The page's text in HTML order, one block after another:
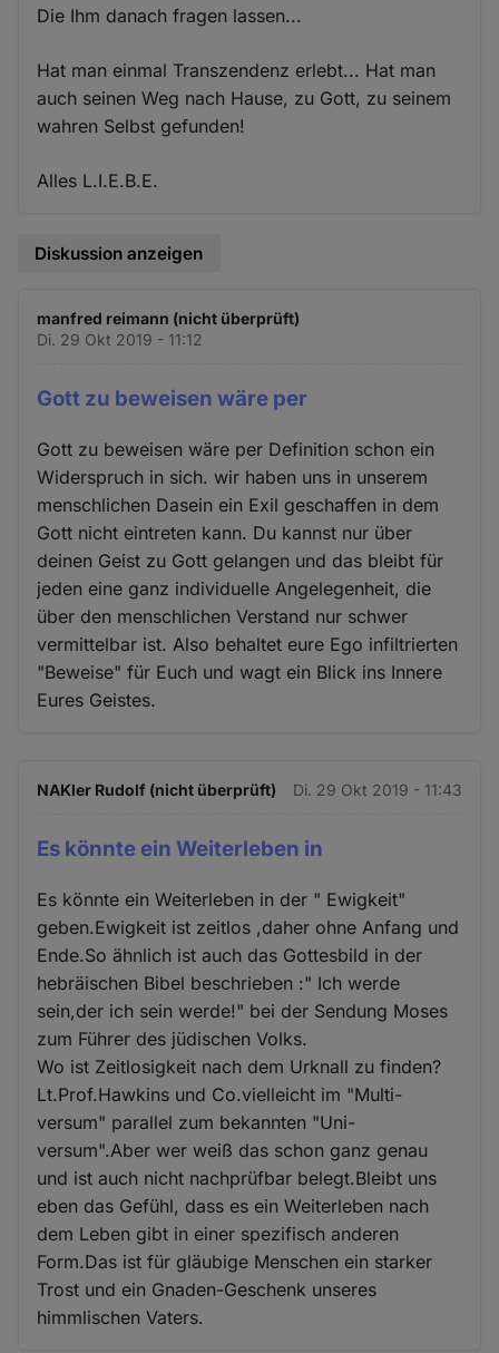
Die Ihm danach fragen lassen...
Hat man einmal Transzendenz erlebt... Hat man
auch seinen Weg nach Hause, zu Gott, zu seinem
wahren Selbst gefunden!
Alles L.I.E.B.E.
Diskussion anzeigen
manfred reimann (nicht überprüft)
Di. 29 Okt 2019 - 11:12
Gott zu beweisen wäre per
Gott zu beweisen wäre per Definition schon ein
Widerspruch in sich. wir haben uns in unserem
menschlichen Dasein ein Exil geschaffen in dem
Gott nicht eintreten kann. Du kannst nur über
deinen Geist zu Gott gelangen und das bleibt für
jeden eine ganz individuelle Angelegenheit, die
über den menschlichen Verstand nur schwer
vermittelbar ist. Also behaltet eure Ego infiltrierten
"Beweise" für Euch und wagt ein Blick ins Innere
Eures Geistes.
NAKler Rudolf (nicht überprüft) Di. 29 Okt 2019 - 11:43
Es könnte ein Weiterleben in
Es könnte ein Weiterleben in der " Ewigkeit"
geben.Ewigkeit ist zeitlos ,daher ohne Anfang und
Ende.So ähnlich ist auch das Gottesbild in der
hebräischen Bibel beschrieben :" Ich werde
sein,der ich sein werde!" bei der Sendung Moses
zum Führer des jüdischen Volks.
Wo ist Zeitlosigkeit nach dem Urknall zu finden?
Lt.Prof.Hawkins und Co.vielleicht im "Multi-
versum" parallel zum bekannten "Uni-
versum".Aber wer weiß das schon ganz genau
und ist auch nicht nachprüfbar belegt.Bleibt uns
eben das Gefühl, dass es ein Weiterleben nach
dem Leben gibt in einer spezifisch anderen
Form.Das ist für gläubige Menschen ein starker
Trost und ein Gnaden-Geschenk unseres
himmlischen Vaters.